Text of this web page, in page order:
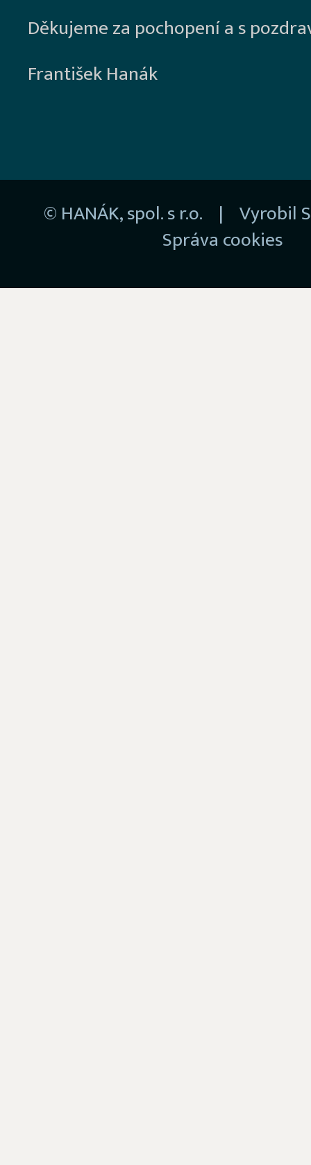
Děkujeme za pochopení a s
František Hanák
© HANÁK, spol. s r.o. | Vyrobil
Správa cookies